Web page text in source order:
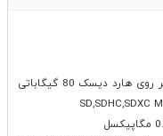
نوع دوربین : هارد دیسکی HDD - ذخیره سازی بر روی هارد دیسک 80 گیگاباتی